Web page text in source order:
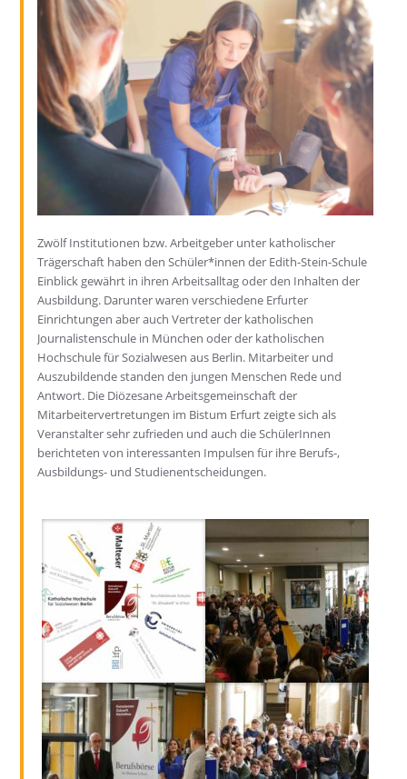
Zwölf Institutionen bzw. Arbeitgeber unter katholischer
Trägerschaft haben den Schüler*innen der Edith-Stein-Schule
Einblick gewährt in ihren Arbeitsalltag oder den Inhalten der
Ausbildung. Darunter waren verschiedene Erfurter
Einrichtungen aber auch Vertreter der katholischen
Journalistenschule in München oder der katholischen
Hochschule für Sozialwesen aus Berlin. Mitarbeiter und
Auszubildende standen den jungen Menschen Rede und
Antwort. Die Diözesane Arbeitsgemeinschaft der
Mitarbeitervertretungen im Bistum Erfurt zeigte sich als
Veranstalter sehr zufrieden und auch die SchülerInnen
berichteten von interessanten Impulsen für ihre Berufs-,
Ausbildungs- und Studienentscheidungen.